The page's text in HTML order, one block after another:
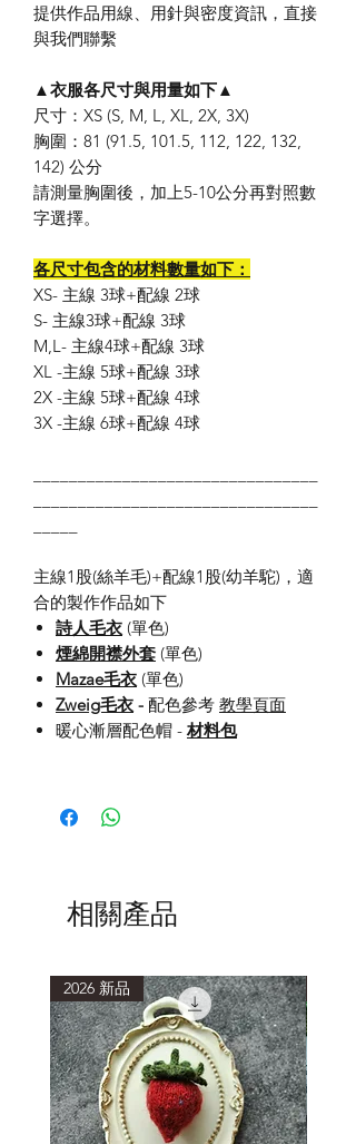
提供作品用線、用針與密度資訊，直接
與我們聯繫
▲衣服各尺寸與用量如下▲
尺寸：XS (S, M, L, XL, 2X, 3X)
胸圍：81 (91.5, 101.5, 112, 122, 132,
142) 公分
請測量胸圍後，加上5-10公分再對照數
字選擇。
各尺寸包含的材料數量如下：
XS- 主線 3球+配線 2球
S- 主線3球+配線 3球
M,L- 主線4球+配線 3球
XL -主線 5球+配線 3球
2X -主線 5球+配線 4球
3X -主線 6球+配線 4球
主線1股(絲羊毛)+配線1股(幼羊駝)，適
合的製作作品如下
詩人毛衣 (單色)
煙綿開襟外套 (單色)
Mazae毛衣 (單色)
Zweig毛衣 - 配色參考 教學頁面
暖心漸層配色帽 -材料包
相關產品
2026 新品